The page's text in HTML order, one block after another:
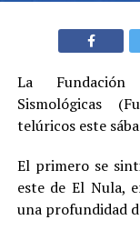
La Fundación
Sismológicas
telúricos este
El primero se
este de El Nula,
una profundidad